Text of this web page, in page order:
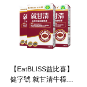
【EatBLISS益比喜】
健字號 就甘清牛樟芝